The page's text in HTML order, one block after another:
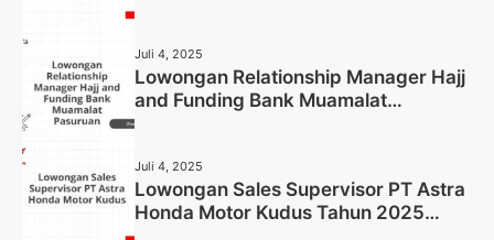
Juli 4, 2025
Lowongan Relationship Manager Hajj
and Funding Bank Muamalat
Juli 4, 2025
Lowongan Sales Supervisor PT Astra
Honda Motor Kudus Tahun 2025